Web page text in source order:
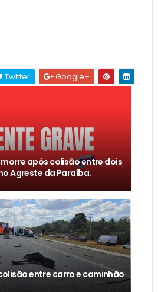
Twitter Google+
morre após colisão entre dois
Agreste da Paraíba.
entre carro e caminhão